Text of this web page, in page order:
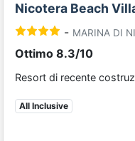
Nicotera Beach
- MARINA DI
Ottimo 8.3/10
Resort di recente
All Inclusive